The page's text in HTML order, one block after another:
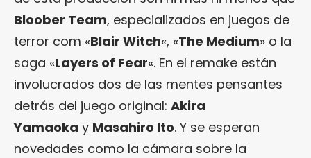
Bloober Team, especializados en juegos de
terror com «Blair Witch«, «The Medium» o la
saga «Layers of Fear«. En el remake están
involucrados dos de las mentes pensantes
detrás del juego original: Akira
Yamaoka y Masahiro Ito. Y se esperan
novedades como la cámara sobre la